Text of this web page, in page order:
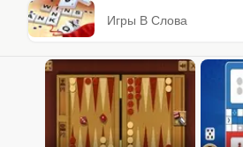
Игры В Слова